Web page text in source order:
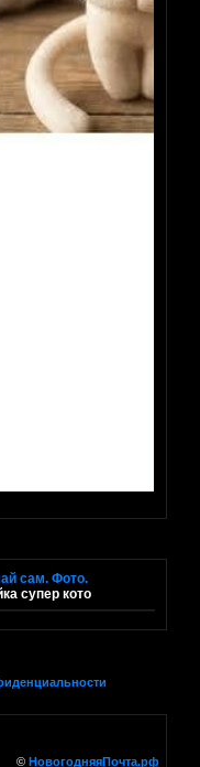
сам. Фото.
супер кото
© НовогодняяПочта.рф